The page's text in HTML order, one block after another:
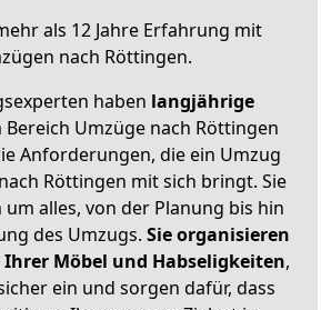
als 12 Jahre Erfahrung mit
nach Röttingen.
haben langjährige
Bereich Umzüge nach Röttingen
Anforderungen, die ein Umzug
Röttingen mit sich bringt. Sie
alles, von der Planung bis hin
des Umzugs. Sie organisieren
Möbel und Habseligkeiten,
ein und sorgen dafür, dass